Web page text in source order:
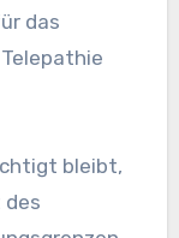
das
bleibt,